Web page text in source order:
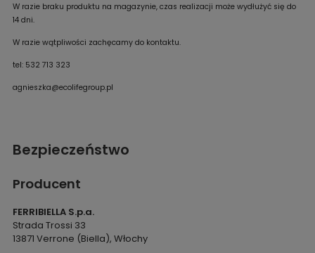
W razie braku produktu na magazynie, czas realizacji może wydłużyć się do
14 dni.
W razie wątpliwości zachęcamy do kontaktu.
tel: 532 713 323
agnieszka@ecolifegroup.pl
Bezpieczeństwo
Producent
FERRIBIELLA S.p.a.
Strada Trossi 33
13871 Verrone (Biella), Włochy